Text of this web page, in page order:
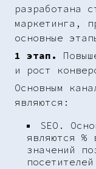
разработана
маркетинга,
основные
1 этап.
и рост
Основным
являются:
SEO.
являются %
значений